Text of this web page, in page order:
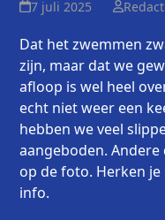
7 juli 2025
Dat het zwemmen
zijn, maar dat we
afloop is wel heel
echt niet weer een
hebben we veel
aangeboden.
op de foto. Herken
info.